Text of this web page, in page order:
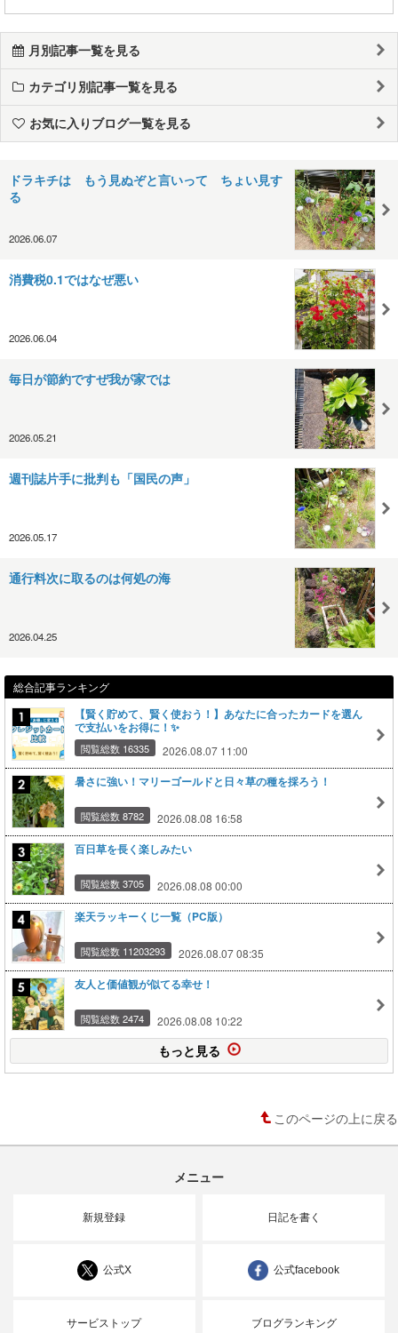
月別記事一覧を見る
カテゴリ別記事一覧を見る
お気に入りブログ一覧を見る
ドラキチは もう見ぬぞと言いって ちょい見す
る
2026.06.07
消費税0.1ではなぜ悪い
2026.06.04
毎日が節約ですぜ我が家では
2026.05.21
週刊誌片手に批判も「国民の声」
2026.05.17
通行料次に取るのは何処の海
2026.04.25
総合記事ランキング
【賢く貯めて、賢く使おう！】あなたに合ったカードを選ん
で支払いをお得に！✨
閲覧総数 16335 2026.08.07 11:00
暑さに強い！マリーゴールドと日々草の種を採ろう！
閲覧総数 8782 2026.08.08 16:58
百日草を長く楽しみたい
閲覧総数 3705 2026.08.08 00:00
楽天ラッキーくじ一覧（PC版）
閲覧総数 11203293 2026.08.07 08:35
友人と価値観が似てる幸せ！
閲覧総数 2474 2026.08.08 10:22
もっと見る
このページの上に戻る
メニュー
新規登録 日記を書く
公式X 公式facebook
サービストップ ブログランキング